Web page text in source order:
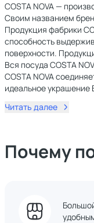
COSTA NOVA —
Своим названием
Продукция фабрики
способность
поверхности.
Вся посуда COSTA
COSTA NOVA
идеальное украшение
Читать далее
Почему